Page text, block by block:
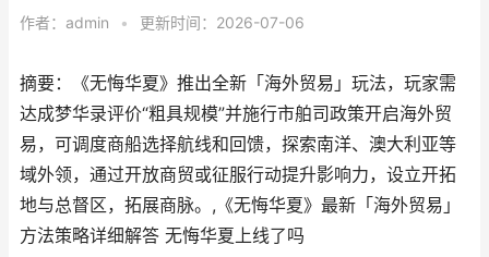
作者： admin • 更新时间：2026-07-06
摘要：《无悔华夏》推出全新「海外贸易」玩法，玩家需
达成梦华录评价“粗具规模”并施行市舶司政策开启海外贸
易，可调度商船选择航线和回馈，探索南洋、澳大利亚等
域外领，通过开放商贸或征服行动提升影响力，设立开拓
地与总督区，拓展商脉。,《无悔华夏》最新「海外贸易」
方法策略详细解答 无悔华夏上线了吗